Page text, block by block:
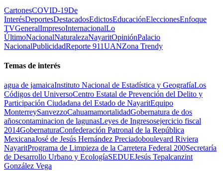
CartonesCOVID-19De
InterésDeportesDestacadosEdictosEducaciónEleccionesEnfoque
TVGeneralImpresoInternacionalLo
ÚltimoNacionalNaturalezaNayaritOpiniónPalacio
NacionalPublicidadReporte 911UANZona Trendy
Temas de interés
agua de jamaicaInstituto Nacional de Estadística y GeografíaLos
Códigos del UniversoCentro Estatal de Prevención del Delito y
Participación Ciudadana del Estado de NayaritEquipo
MonterreySanvezzoCahuamamortalidadGobernatura de dos
añoscontaminacion de lagunasLeyes de Ingresosejercicio fiscal
2014GobernaturaConfederación Patronal de la República
MexicanaJosé de Jesús Hernández Preciadoboulevard Riviera
NayaritPrograma de Limpieza de la Carretera Federal 200Secretaría
de Desarrollo Urbano y EcologíaSEDUEJesús Tepalcanzint
González Vega